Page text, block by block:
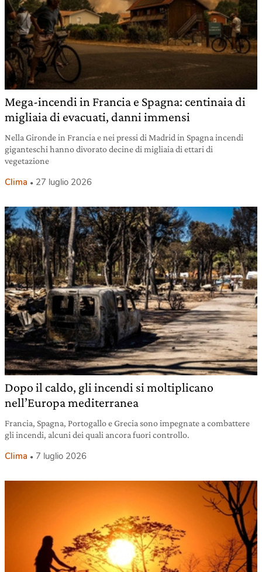
Mega-incendi in Francia e Spagna: centinaia di
migliaia di evacuati, danni immensi
Nella Gironde in Francia e nei pressi di Madrid in Spagna incendi
giganteschi hanno divorato decine di migliaia di ettari di
vegetazione
Clima 27 luglio 2026
Dopo il caldo, gli incendi si moltiplicano
nell’Europa mediterranea
Francia, Spagna, Portogallo e Grecia sono impegnate a combattere
gli incendi, alcuni dei quali ancora fuori controllo.
Clima 7 luglio 2026